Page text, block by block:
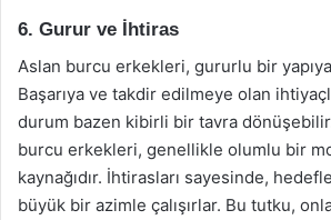
6. Gurur ve İhtiras
Aslan burcu erkekleri, gururlu bir
Başarıya ve takdir edilmeye olan
durum bazen kibirli bir tavra
burcu erkekleri, genellikle olumlu bir
kaynağıdır. İhtirasları sayesinde,
büyük bir azimle çalışırlar. Bu tutku,